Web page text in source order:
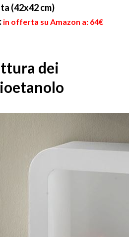
(42x42 cm)
in offerta su Amazon a: 64€
dei